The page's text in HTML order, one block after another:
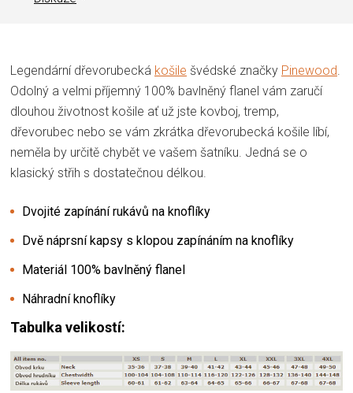
Legendární dřevorubecká košile švédské značky Pinewood
Odolný a velmi příjemný 100% bavlněný flanel vám zaručí
dlouhou životnost košile ať už jste kovboj, tremp,
dřevorubec nebo se vám zkrátka dřevorubecká košile líbí,
neměla by určitě chybět ve vašem šatníku. Jedná se o
klasický střih s dostatečnou délkou.
Dvojité zapínání rukávů na knoflíky
Dvě náprsní kapsy s klopou zapínáním na knoflíky
Materiál 100% bavlněný flanel
Náhradní knoflíky
Tabulka velikostí: